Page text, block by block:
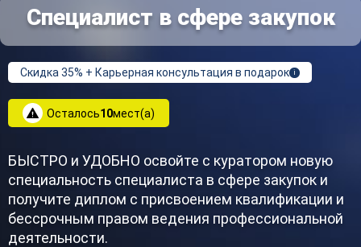
Специалист в сфере закупок
Скидка 35% + Карьерная консультация в подарок i
Осталось10мест(а)
БЫСТРО и УДОБНО освойте с куратором новую
специальность специалиста в сфере закупок и
получите диплом с присвоением квалификации и
бессрочным правом ведения профессиональной
деятельности.